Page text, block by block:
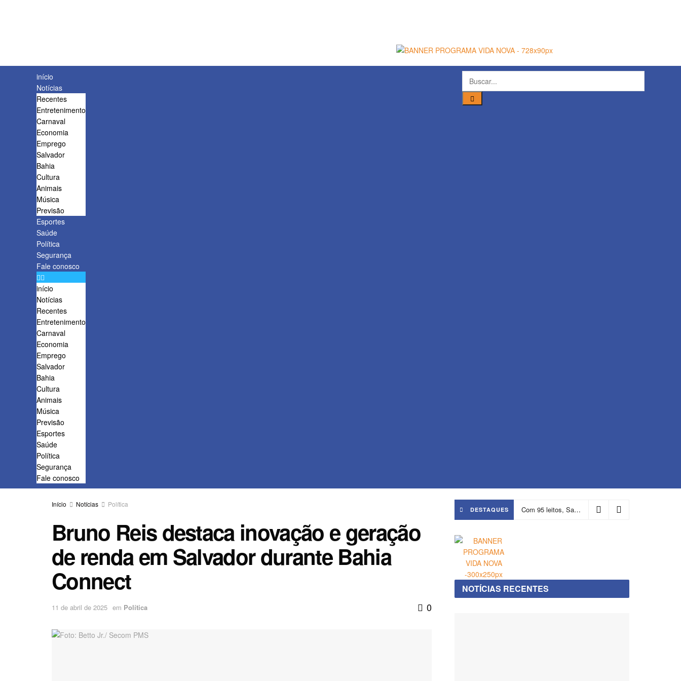
início
Notícias
Recentes
Entretenimento
Carnaval
Economia
Emprego
Salvador
Bahia
Cultura
Animais
Música
Previsão
Esportes
Saúde
Política
Segurança
Fale conosco
início
Notícias
Recentes
Entretenimento
Carnaval
Economia
Emprego
Salvador
Bahia
Cultura
Animais
Música
Previsão
Esportes
Saúde
Política
Segurança
Fale conosco
Início Notícias Política
Bruno Reis destaca inovação e geração
de renda em Salvador durante Bahia
Connect
11 de abril de 2025 em Política 0
DESTAQUES Com 95 leitos, Salvador ganha hospital focado em transição de cuidados
NOTÍCIAS RECENTES